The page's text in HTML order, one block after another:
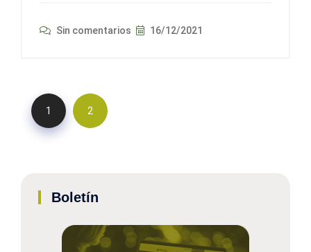
Sin comentarios 16/12/2021
1 2
Boletín